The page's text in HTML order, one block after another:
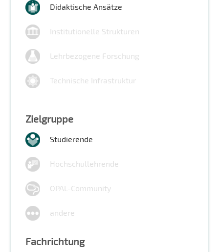
Didaktische Ansätze
Institutionelle Strukturen
Lehrbezogene Forschung
Technische Infrastruktur
Zielgruppe
Studierende
Hochschullehrende
OPAL-Community
andere
Fachrichtung